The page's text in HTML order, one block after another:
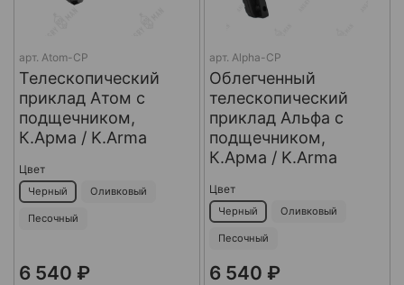
арт. Atom-CP
Телескопический
приклад Атом с
подщечником,
К.Арма / K.Arma
Цвет
Черный Оливковый
Песочный
6 540 ₽
арт. Alpha-CP
Облегченный
телескопический
приклад Альфа с
подщечником,
К.Арма / K.Arma
Цвет
Черный Оливковый
Песочный
6 540 ₽